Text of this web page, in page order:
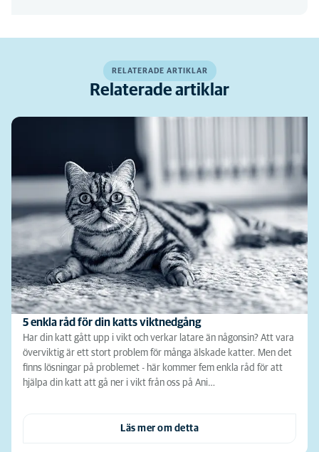
RELATERADE ARTIKLAR
Relaterade artiklar
5 enkla råd för din katts viktnedgång
Har din katt gått upp i vikt och verkar latare än någonsin? Att vara
överviktig är ett stort problem för många älskade katter. Men det
finns lösningar på problemet - här kommer fem enkla råd för att
hjälpa din katt att gå ner i vikt från oss på Ani…
Läs mer om detta